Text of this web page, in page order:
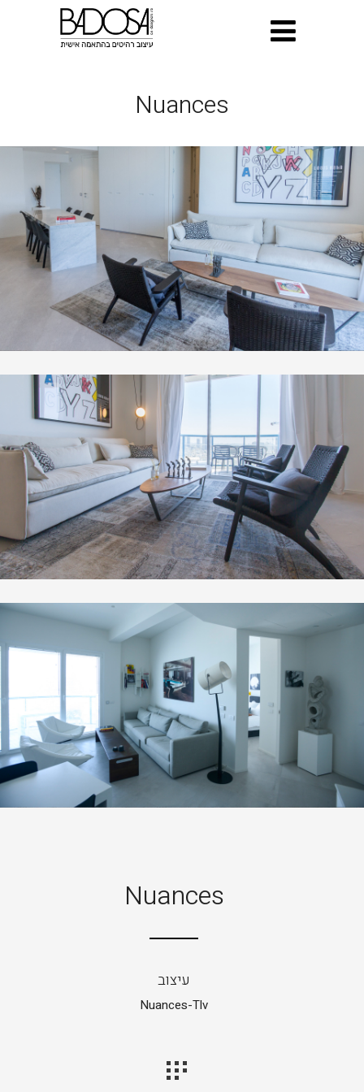
Nuances
Nuances
עיצוב
Nuances-Tlv